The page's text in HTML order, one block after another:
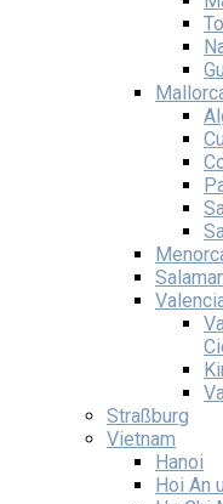
Straßburg
Vietnam
Hanoi
Hoi An